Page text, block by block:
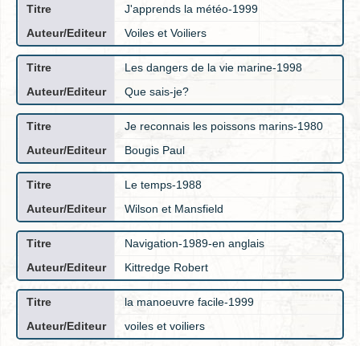
J'apprends la météo-1999
Voiles et Voiliers
Les dangers de la vie marine-1998
Que sais-je?
Je reconnais les poissons marins-1980
Bougis Paul
Le temps-1988
Wilson et Mansfield
Navigation-1989-en anglais
Kittredge Robert
la manoeuvre facile-1999
voiles et voiliers